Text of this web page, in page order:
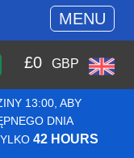
MENU
£0 GBP
13:00, ABY
DNIA
42 HOURS